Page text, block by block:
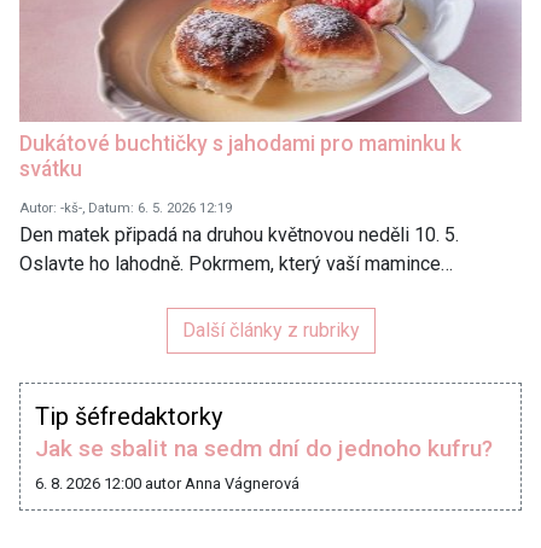
Dukátové buchtičky s jahodami pro maminku k
svátku
Autor: -kš-, Datum: 6. 5. 2026 12:19
Den matek připadá na druhou květnovou neděli 10. 5.
Oslavte ho lahodně. Pokrmem, který vaší mamince…
Další články z rubriky
Tip šéfredaktorky
Jak se sbalit na sedm dní do jednoho kufru?
6. 8. 2026 12:00 autor Anna Vágnerová